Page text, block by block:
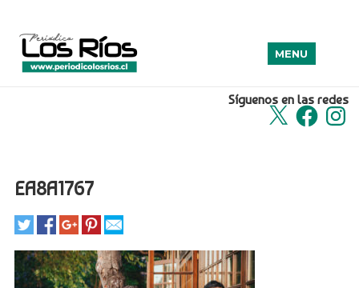
Síguenos en las redes
X Facebook
MENU
EA8A1767